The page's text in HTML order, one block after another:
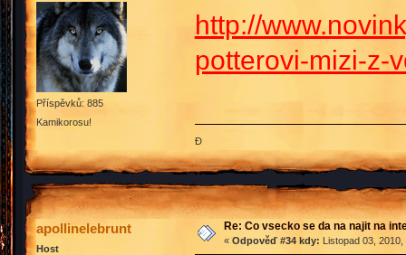
Příspěvků: 885
Kamikorosu!
http://
potterovi-mizi-z-
Đ
apollinelebrunt
Host
Re: Co vsecko se da na najit na
« Odpověď #34 kdy: Listopad 03,